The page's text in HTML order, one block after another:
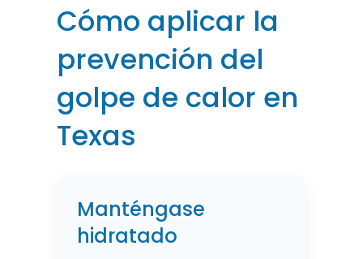
Cómo aplicar la
prevención del
golpe de calor en
Texas
Manténgase
hidratado